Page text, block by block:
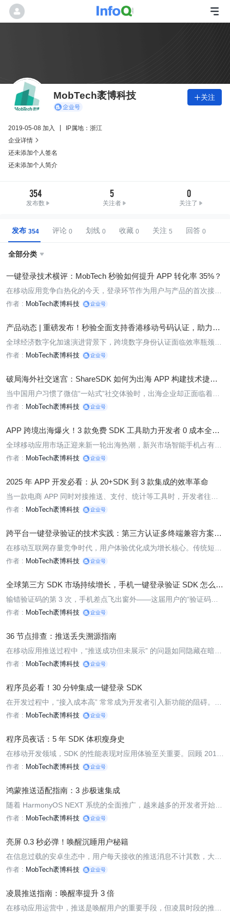
MobTech袤博科技 关注
2019-05-08 加入
IP属地：浙江
企业详情 
还未添加个人签名
还未添加个人简介
354
发布数
5
关注者
0
关注了
发布 评论 划线 收藏 关注 回答
全部分类 
一键登录技术横评：MobTech 秒验如何提升 APP 转化率 35%？
在移动应用竞争白热化的今天，登录环节作为用户与产品的首次接
触，直接决定了用户留存的“第一印象”。
作者 : MobTech袤博科技
产品动态 | 重磅发布！秒验全面支持香港移动号码认证，助力移
动互联网企业跨境出海
全球经济数字化加速演进背景下，跨境数字身份认证面临效率瓶颈与
安全合规的双重挑战。近日，MobTech 袤博依托运营商全球化网络
国香港移动号码在香港地区和内地实现一键登录认证
作者 : MobTech袤博科技
破局海外社交迷宫：ShareSDK 如何为出海 APP 构建技术捷
径？
当中国用户习惯了微信“一站式”社交体验时，出海企业却正面临着一
个截然不同的挑战：海外社交生态的“迷宫式”复杂性。
作者 : MobTech袤博科技
APP 跨境出海爆火！3 款免费 SDK 工具助力开发者 0 成本全球
化
全球移动应用市场正迎来新一轮出海热潮，新兴市场智能手机占有率
提升与数字化转型加速，推动 APP 出海需求持续增长。
作者 : MobTech袤博科技
2025 年 APP 开发必看：从 20+SDK 到 3 款集成的效率革命
当一款电商 APP 同时对接推送、支付、统计等工具时，开发者往往
需要集成 20 款以上的第三方 SDK——这已成为国内移动开发的常
作者 : MobTech袤博科技
跨平台一键登录验证的技术实践：第三方认证多终端兼容方案解
析
在移动互联网存量竞争时代，用户体验优化成为增长核心。传统短信
验证流程需 6 步操作、耗时 20 秒，导致 20%-30% 的用户流失率，
目周期延长 30% 以上。
作者 : MobTech袤博科技
全球第三方 SDK 市场持续增长，手机一键登录验证 SDK 怎么
选？
输错验证码的第 3 次，手机差点飞出窗外——这届用户的“验证码焦
虑症”早就该治了。
作者 : MobTech袤博科技
36 节点排查：推送丢失溯源指南
在移动应用推送过程中，“推送成功但未展示” 的问题如同隐藏在暗处
的 “幽灵”，严重影响用户触达效果。MobPush 凭借全链路统计面
高效的问题定位方案，排查效率提升 70%。接下来，我们将通过典
作者 : MobTech袤博科技
程序员必看！30 分钟集成一键登录 SDK
在开发过程中，“接入成本高” 常常成为开发者引入新功能的阻碍。尤
其是一键登录 SDK，不少开发者担心其复杂的集成流程和多端集成接
键登录 SDK，仅需三步，30 分钟内即可完成集成，且完全不会影
作者 : MobTech袤博科技
程序员夜话：5 年 SDK 体积瘦身史
在移动开发领域，SDK 的性能表现对应用体验至关重要。回顾 2018
- 2025 年这 5 年，Android SDK 从最初的 2.3MB 成功瘦身至 463K
心技术的不断突破。让我们沿着技术演进的时间轴，探寻 SDK 体积
作者 : MobTech袤博科技
鸿蒙推送适配指南：3 步极速集成
随着 HarmonyOS NEXT 系统的全面推广，越来越多的开发者开始关
注如何在新系统上实现高效稳定的消息推送。本文将深入解析 Harm
鸿蒙官方认证，以 "秒级触达" 和 "全链路统计" 等技术优势，帮助开
发者
作者 : MobTech袤博科技
亮屏 0.3 秒必弹！唤醒沉睡用户秘籍
在信息过载的安卓生态中，用户每天接收的推送消息不计其数，大量
通知在消息流中相互淹没，导致关键信息难以触达用户，沉睡用户唤
凭借智能调度算法，为这一困境提供了破局之道。在电商大促等
作者 : MobTech袤博科技
凌晨推送指南：唤醒率提升 3 倍
在移动应用运营中，推送是唤醒用户的重要手段，但凌晨时段的推送